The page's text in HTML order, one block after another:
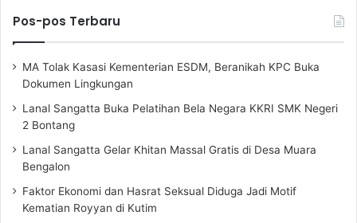
Pos-pos Terbaru
MA Tolak Kasasi Kementerian ESDM, Beranikah KPC Buka
Dokumen Lingkungan
Lanal Sangatta Buka Pelatihan Bela Negara KKRI SMK Negeri
2 Bontang
Lanal Sangatta Gelar Khitan Massal Gratis di Desa Muara
Bengalon
Faktor Ekonomi dan Hasrat Seksual Diduga Jadi Motif
Kematian Royyan di Kutim